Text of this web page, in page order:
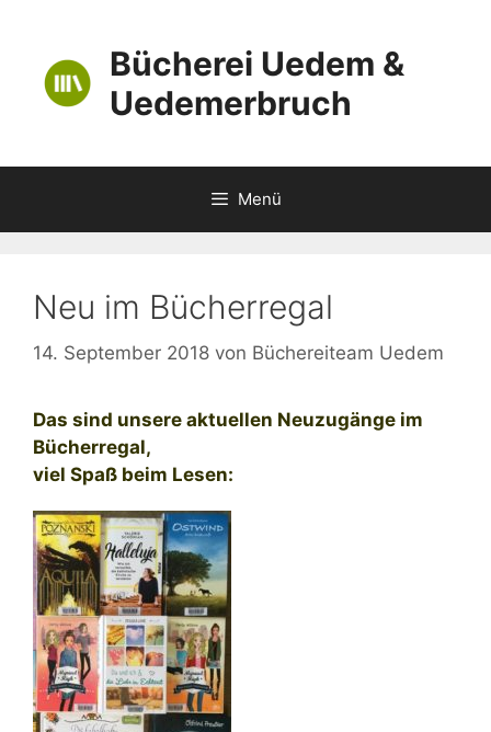
springen
Bücherei Uedem &
Uedemerbruch
Menü
Neu im Bücherregal
14. September 2018 von Büchereiteam Uedem
Das sind unsere aktuellen Neuzugänge im
Bücherregal,
viel Spaß beim Lesen: